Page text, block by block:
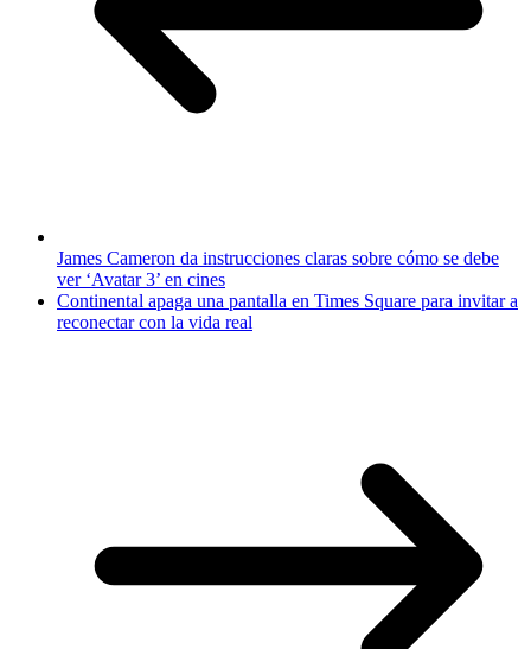
James Cameron da instrucciones claras sobre cómo se debe
ver ‘Avatar 3’ en cines
Continental apaga una pantalla en Times Square para invitar a
reconectar con la vida real